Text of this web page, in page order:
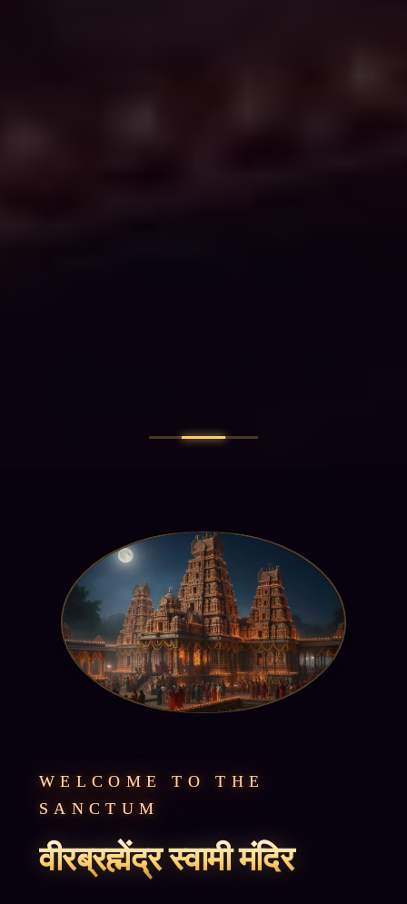
WELCOME TO THE
SANCTUM
वीरब्रह्मेंद्र स्वामी मंदिर